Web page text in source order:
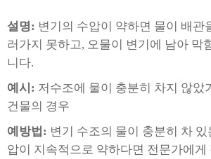
설명: 변기의 수압이 약하면 물이 배관
러가지 못하고, 오물이 변기에 남아 막
니다.
예시: 저수조에 물이 충분히 차지 않았
건물의 경우
예방법: 변기 수조의 물이 충분히 차
압이 지속적으로 약하다면 전문가에게